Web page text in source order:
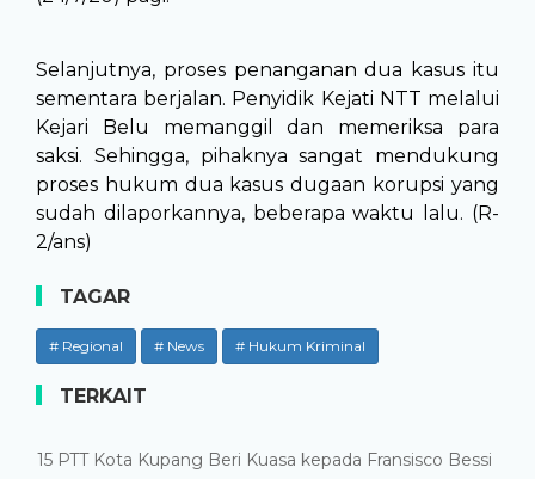
Selanjutnya, proses penanganan dua kasus itu
sementara berjalan. Penyidik Kejati NTT melalui
Kejari Belu memanggil dan memeriksa para
saksi. Sehingga, pihaknya sangat mendukung
proses hukum dua kasus dugaan korupsi yang
sudah dilaporkannya, beberapa waktu lalu. (R-
2/ans)
TAGAR
# Regional # News # Hukum Kriminal
TERKAIT
15 PTT Kota Kupang Beri Kuasa kepada Fransisco Bessi